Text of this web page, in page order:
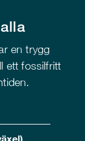
en trygg
ett fossilfritt